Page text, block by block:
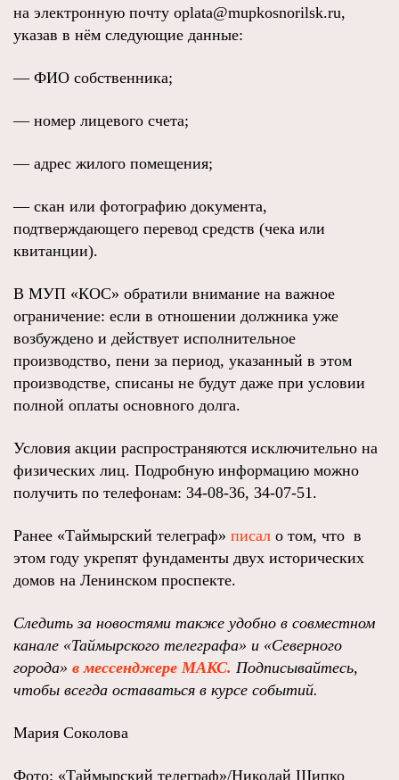
на электронную почту oplata@mupkosnorilsk.ru,
указав в нём следующие данные:
— ФИО собственника;
— номер лицевого счета;
— адрес жилого помещения;
— скан или фотографию документа,
подтверждающего перевод средств (чека или
квитанции).
В МУП «КОС» обратили внимание на важное
ограничение: если в отношении должника уже
возбуждено и действует исполнительное
производство, пени за период, указанный в этом
производстве, списаны не будут даже при условии
полной оплаты основного долга.
Условия акции распространяются исключительно на
физических лиц. Подробную информацию можно
получить по телефонам: 34-08-36, 34-07-51.
Ранее «Таймырский телеграф» писал о том, что в
этом году укрепят фундаменты двух исторических
домов на Ленинском проспекте.
Следить за новостями также удобно в совместном
канале «Таймырского телеграфа» и «Северного
города» в мессенджере МАКС. Подписывайтесь,
чтобы всегда оставаться в курсе событий.
Мария Соколова
Фото: «Таймырский телеграф»/Николай Щипко